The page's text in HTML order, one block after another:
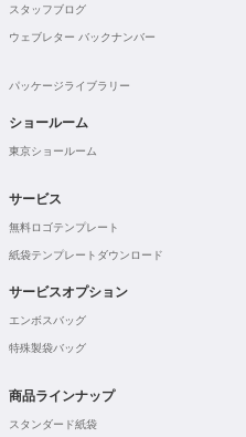
スタッフブログ
ウェブレター バックナンバー
パッケージライブラリー
ショールーム
東京ショールーム
サービス
無料ロゴテンプレート
紙袋テンプレートダウンロード
サービスオプション
エンボスバッグ
特殊製袋バッグ
商品ラインナップ
スタンダード紙袋